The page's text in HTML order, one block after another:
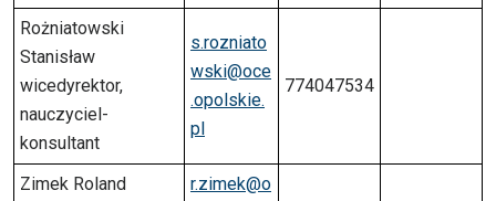
Rożniatowski
Stanisław
wicedyrektor,
nauczyciel-
konsultant
s.rozniato
wski@oce
.opolskie.
pl
774047534
Zimek Roland
r.zimek@o